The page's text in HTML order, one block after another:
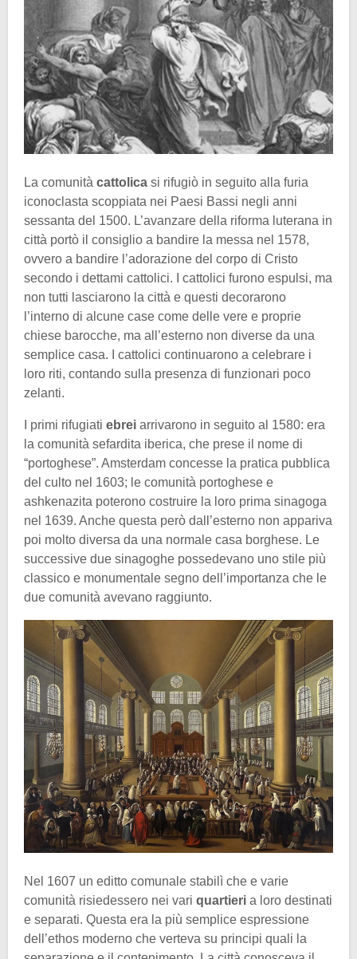
La comunità cattolica si rifugiò in seguito alla furia
iconoclasta scoppiata nei Paesi Bassi negli anni
sessanta del 1500. L’avanzare della riforma luterana in
città portò il consiglio a bandire la messa nel 1578,
ovvero a bandire l’adorazione del corpo di Cristo
secondo i dettami cattolici. I cattolici furono espulsi, ma
non tutti lasciarono la città e questi decorarono
l’interno di alcune case come delle vere e proprie
chiese barocche, ma all’esterno non diverse da una
semplice casa. I cattolici continuarono a celebrare i
loro riti, contando sulla presenza di funzionari poco
zelanti.
I primi rifugiati ebrei arrivarono in seguito al 1580: era
la comunità sefardita iberica, che prese il nome di
“portoghese”. Amsterdam concesse la pratica pubblica
del culto nel 1603; le comunità portoghese e
ashkenazita poterono costruire la loro prima sinagoga
nel 1639. Anche questa però dall’esterno non appariva
poi molto diversa da una normale casa borghese. Le
successive due sinagoghe possedevano uno stile più
classico e monumentale segno dell’importanza che le
due comunità avevano raggiunto.
Nel 1607 un editto comunale stabilì che e varie
comunità risiedessero nei vari quartieri a loro destinati
e separati. Questa era la più semplice espressione
dell’ethos moderno che verteva su principi quali la